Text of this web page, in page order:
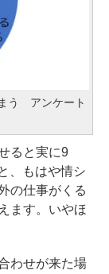
う アンケート
ると実に9
、もはや情シ
の仕事がくる
ます。いやほ
わせが来た場